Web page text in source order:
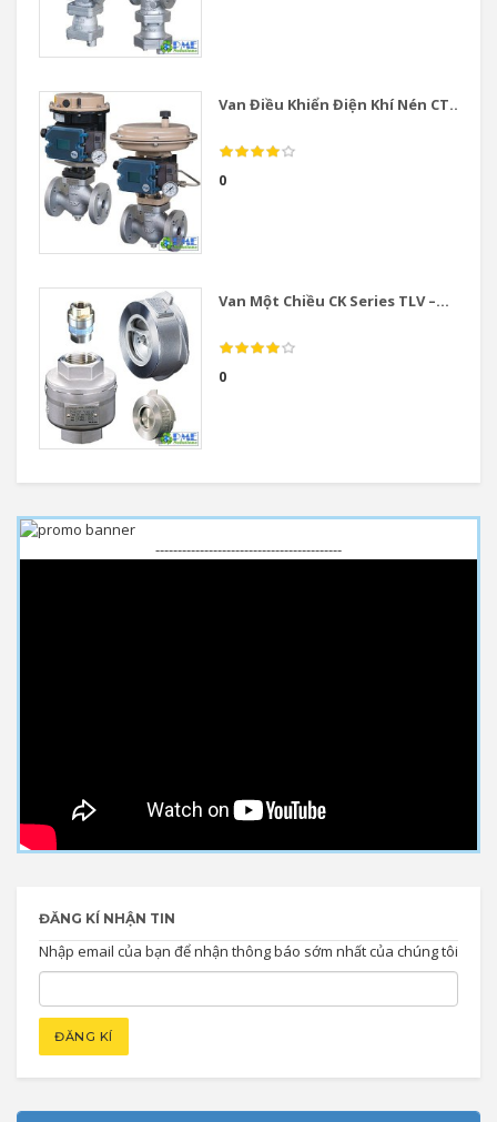
Van Điều Khiển Điện Khí Nén CT...
0
Van Một Chiều CK Series TLV –...
0
------------------------------------------
ĐĂNG KÍ NHẬN TIN
Nhập email của bạn để nhận thông báo sớm nhất của chúng tôi